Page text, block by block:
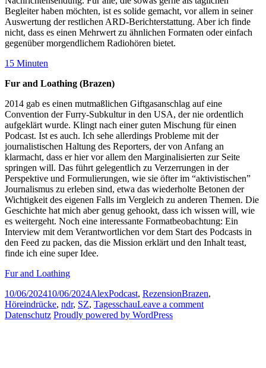
Begleiter haben möchten, ist es solide gemacht, vor allem in seiner
Auswertung der restlichen ARD-Berichterstattung. Aber ich finde
nicht, dass es einen Mehrwert zu ähnlichen Formaten oder einfach
gegenüber morgendlichem Radiohören bietet.
15 Minuten
Fur and Loathing (Brazen)
2014 gab es einen mutmaßlichen Giftgasanschlag auf eine
Convention der Furry-Subkultur in den USA, der nie ordentlich
aufgeklärt wurde. Klingt nach einer guten Mischung für einen
Podcast. Ist es auch. Ich sehe allerdings Probleme mit der
journalistischen Haltung des Reporters, der von Anfang an
klarmacht, dass er hier vor allem den Marginalisierten zur Seite
springen will. Das führt gelegentlich zu Verzerrungen in der
Perspektive und Formulierungen, wie sie öfter im “aktivistischen”
Journalismus zu erleben sind, etwa das wiederholte Betonen der
Wichtigkeit des eigenen Falls im Vergleich zu anderen Themen. Die
Geschichte hat mich aber genug gehookt, dass ich wissen will, wie
es weitergeht. Noch eine interessante Formatbeobachtung: Ein
Interview mit dem Verantwortlichen vor dem Start des Podcasts in
den Feed zu packen, das die Mission erklärt und den Inhalt teast,
finde ich eine super Idee.
Fur and Loathing
Posted
on
10/06/202410/06/2024Author
AlexCategories
Podcast, RezensionTags
Brazen,
Höreindrücke, ndr, SZ, TagesschauLeave a commenton
Datenschutz Proudly powered by WordPress